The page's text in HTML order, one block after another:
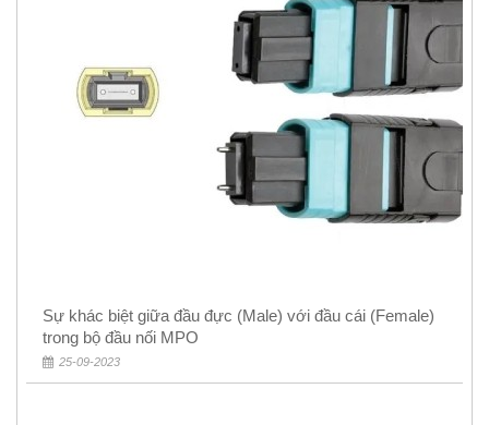
Sự khác biệt giữa đầu đực (Male) với đầu cái (Female)
trong bộ đầu nối MPO
25-09-2023